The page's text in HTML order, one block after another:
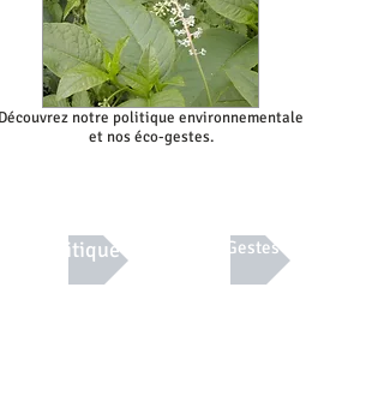
Découvrez notre politique environnementale
et nos éco-gestes.
Info Politique Info Eco Gestes